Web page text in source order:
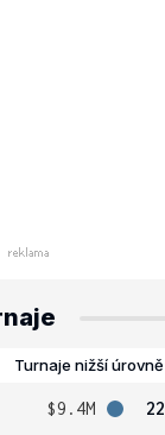
Turnaje nižší úrovně
$9.4M
22